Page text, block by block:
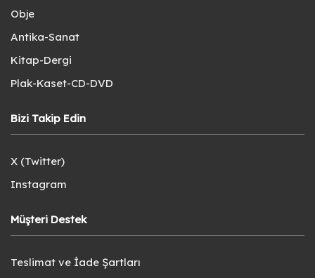
Obje
Antika-Sanat
Kitap-Dergi
Plak-Kaset-CD-DVD
Bizi Takip Edin
X (Twitter)
Instagram
Müşteri Destek
Teslimat ve İade Şartları